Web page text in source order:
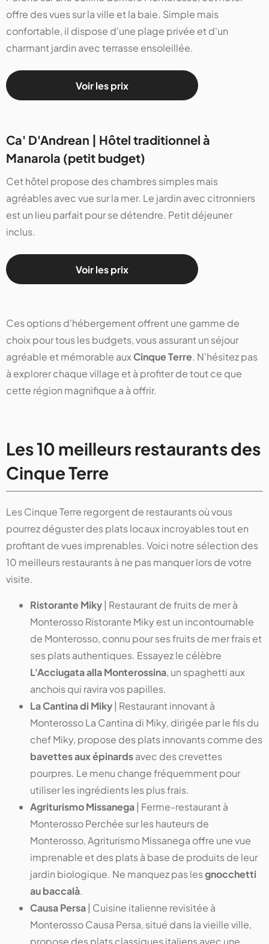
offre des vues sur la ville et la baie. Simple mais
confortable, il dispose d'une plage privée et d'un
charmant jardin avec terrasse ensoleillée.
Voir les prix
Ca' D'Andrean | Hôtel traditionnel à
Manarola (petit budget)
Cet hôtel propose des chambres simples mais
agréables avec vue sur la mer. Le jardin avec citronniers
est un lieu parfait pour se détendre. Petit déjeuner
inclus.
Voir les prix
Ces options d'hébergement offrent une gamme de
choix pour tous les budgets, vous assurant un séjour
agréable et mémorable auxCinque Terre. N'hésitez pas
à explorer chaque village et à profiter de tout ce que
cette région magnifique a à offrir.
Les 10 meilleurs restaurants des
Cinque Terre
Les Cinque Terre regorgent de restaurants où vous
pourrez déguster des plats locaux incroyables tout en
profitant de vues imprenables. Voici notre sélection des
10 meilleurs restaurants à ne pas manquer lors de votre
visite.
Ristorante Miky | Restaurant de fruits de mer à
Monterosso Ristorante Miky est un incontournable
de Monterosso, connu pour ses fruits de mer frais et
ses plats authentiques. Essayez le célèbre
L'Acciugata alla Monterossina, un spaghetti aux
anchois qui ravira vos papilles.
La Cantina di Miky | Restaurant innovant à
Monterosso La Cantina di Miky, dirigée par le fils du
chef Miky, propose des plats innovants comme des
bavettes aux épinardsavec des crevettes
pourpres. Le menu change fréquemment pour
utiliser les ingrédients les plus frais.
Agriturismo Missanega | Ferme-restaurant à
Monterosso Perchée sur les hauteurs de
Monterosso, Agriturismo Missanega offre une vue
imprenable et des plats à base de produits de leur
jardin biologique. Ne manquez pas lesgnocchetti
au baccalà.
Causa Persa | Cuisine italienne revisitée à
Monterosso Causa Persa, situé dans la vieille ville,
propose des plats classiques italiens avec une